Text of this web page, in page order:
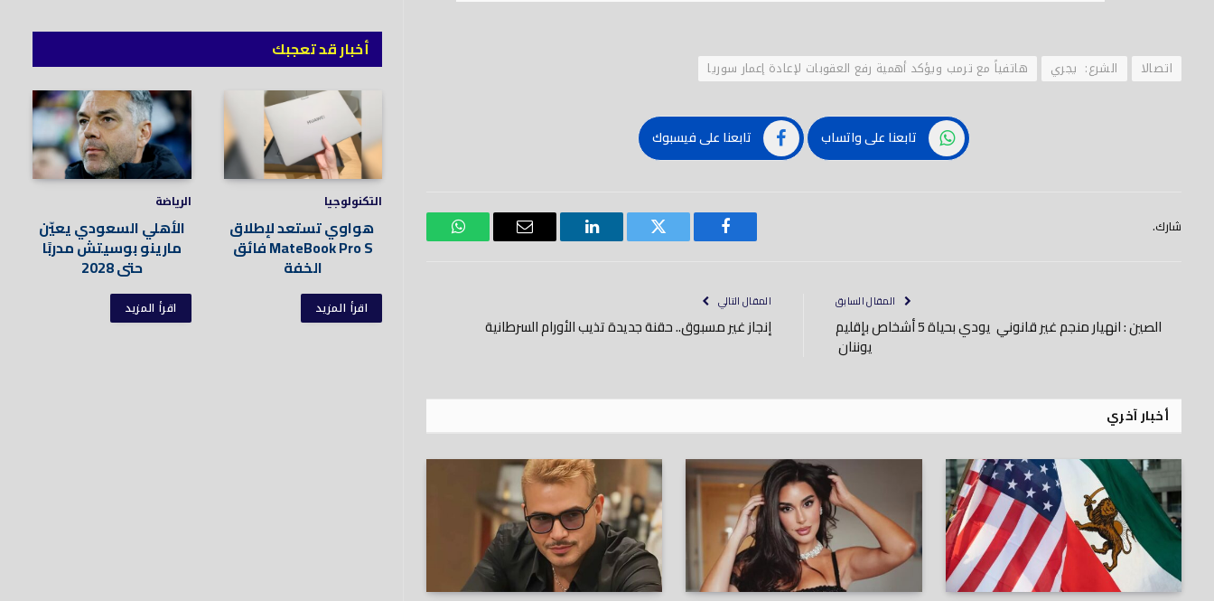
اتصالا الشرع: يجري هاتفياً مع ترمب ويؤكد أهمية رفع العقوبات لإعادة إعمار سوريا
تابعنا على واتساب تابعنا على فيسبوك
شارك.
فيسبوك تويتر لينكدود
بريد
واتساب
المقال السابق
الصين : انهيار منجم غير قانوني يودي بحياة 5 أشخاص بإقليم
يوننان
المقال التالي
إنجاز غير مسبوق.. حقنة جديدة تذيب الأورام السرطانية
أخبار آخري
أخبار قد تعجبك
التكنولوجيا
هواوي تستعد لإطلاق
MateBook Pro S فائق
الخفة
اقرأ المزيد
الرياضة
الأهلي السعودي يعيّن
مارينو بوسيتش مدربًا
حتى 2028
اقرأ المزيد